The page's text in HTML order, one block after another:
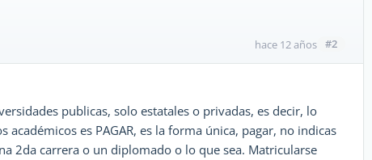
hace 12 años #2
publicas, solo estatales o privadas, es decir, lo
es PAGAR, es la forma única, pagar, no indicas
2da carrera o un diplomado o lo que sea. Matricularse